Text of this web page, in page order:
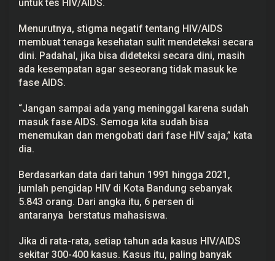
untuk tes HIV/AIDS.
Menurutnya, stigma negatif tentang HIV/AIDS
membuat tenaga kesehatan sulit mendeteksi secara
dini. Padahal, jika bisa dideteksi secara dini, masih
ada kesempatan agar seseorang tidak masuk ke
fase AIDS.
“Jangan sampai ada yang meninggal karena sudah
masuk fase AIDS. Semoga kita sudah bisa
menemukan dan mengobati dari fase HIV saja,” kata
dia.
Berdasarkan data dari tahun 1991 hingga 2021,
jumlah pengidap HIV di Kota Bandung sebanyak
5.843 orang. Dari angka itu, 6 persen di
antaranya berstatus mahasiswa.
Jika di rata-rata, setiap tahun ada kasus HIV/AIDS
sekitar 300-400 kasus. Kasus itu, paling banyak